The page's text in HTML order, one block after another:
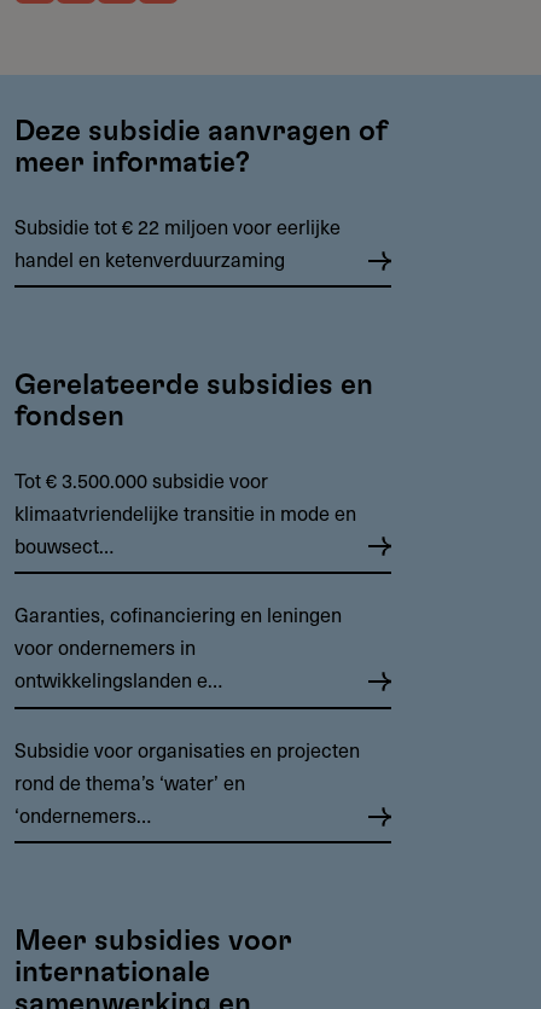
Deze subsidie aanvragen of
meer informatie?
Subsidie tot € 22 miljoen voor eerlijke
handel en ketenverduurzaming
Gerelateerde subsidies en
fondsen
Tot € 3.500.000 subsidie voor
klimaatvriendelijke transitie in mode en
bouwsect…
Garanties, cofinanciering en leningen
voor ondernemers in
ontwikkelingslanden e…
Subsidie voor organisaties en projecten
rond de thema’s ‘water’ en
‘ondernemers…
Meer subsidies voor
internationale